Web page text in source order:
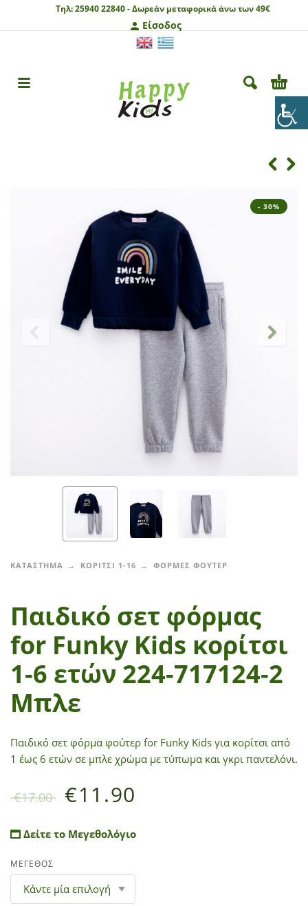
Τηλ:25940 22840 -Δωρεάν μεταφορικά άνω των 49€
Είσοδος
- 30%
ΚΑΤΑΣΤΗΜΑ ΚΟΡΙΤΣΙ 1-16 ΦΟΡΜΕΣ ΦΟΥΤΕΡ
Παιδικό σετ φόρμας
for Funky Kids κορίτσι
1-6 ετών 224-717124-2
Μπλε
Παιδικό σετ φόρμα φούτερ for Funky Kids για κορίτσι από
1 έως 6 ετών σε μπλε χρώμα με τύπωμα και γκρι παντελόνι.
€17.00 €11.90
Δείτε το Μεγεθολόγιο
ΜΕΓΕΘΟΣ